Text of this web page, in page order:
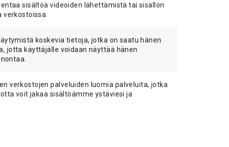
sisältöä videoiden lähettämistä tai sisällön
koskevia tietoja, jotka on saatu hänen
jotta käyttäjälle voidaan näyttää hänen
verkostojen palveluiden luomia palveluita, jotka
voit jakaa sisältöämme ystäviesi ja